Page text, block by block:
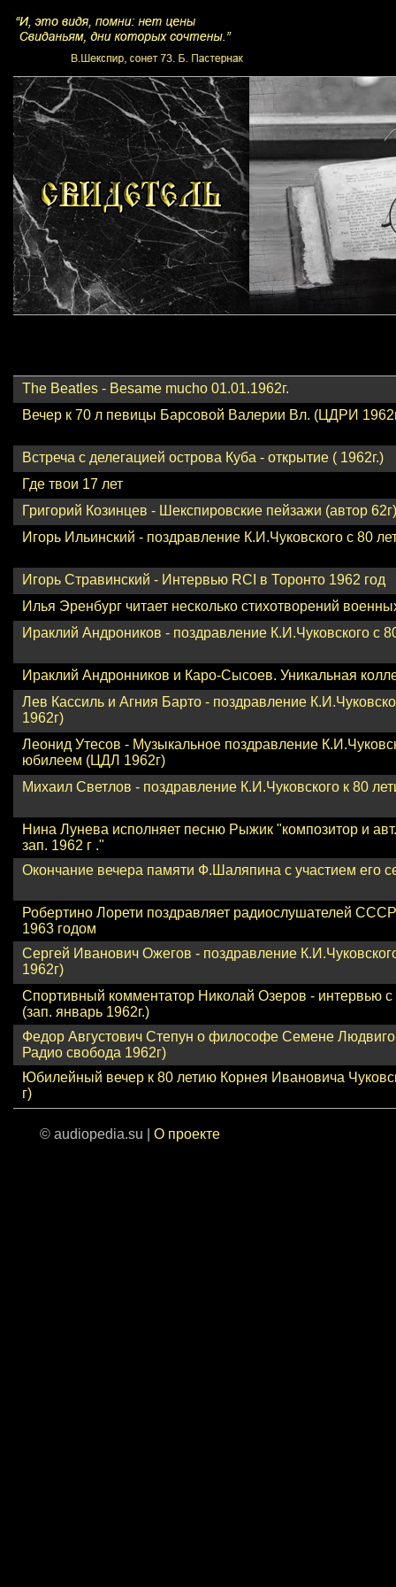
The Beatles - Besame mucho 01.01.1962г.
Вечер к 70 л певицы Барсовой Валерии Вл. (ЦДРИ
Встреча с делегацией острова Куба - открытие ( 1962г.)
Где твои 17 лет
Григорий Козинцев - Шекспировские пейзажи (автор 62г)
Игорь Ильинский - поздравление К.И.Чуковского с 80
Игорь Стравинский - Интервью RCI в Торонто 1962 год
Илья Эренбург читает несколько стихотворений
Ираклий Андроников - поздравление К.И.Чуковского с
Ираклий Андронников и Каро-Сысоев. Уникальная
Лев Кассиль и Агния Барто - поздравление
1962г)
Леонид Утесов - Музыкальное поздравление
юбилеем (ЦДЛ 1962г)
Михаил Светлов - поздравление К.И.Чуковского к 80
Нина Лунева исполняет песню Рыжик "композитор и
зап. 1962 г ."
Окончание вечера памяти Ф.Шаляпина с участием его
Робертино Лорети поздравляет радиослушателей
1963 годом
Сергей Иванович Ожегов - поздравление
1962г)
Спортивный комментатор Николай Озеров - интервью
(зап. январь 1962г.)
Федор Августович Степун о философе Семене
Радио свобода 1962г)
Юбилейный вечер к 80 летию Корнея Ивановича
г)
© audiopedia.su | О проекте